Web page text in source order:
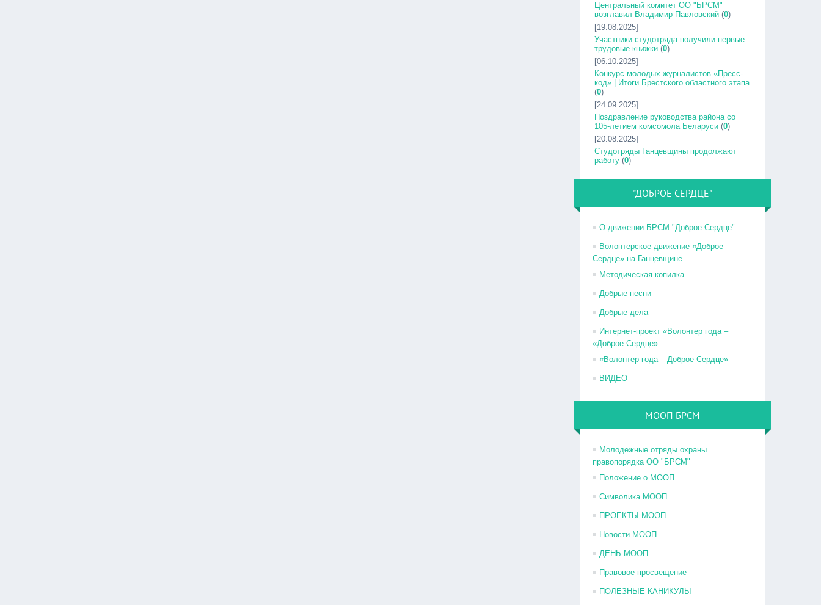
Центральный комитет ОО "БРСМ"
возглавил Владимир Павловский (0)
[19.08.2025]
Участники студотряда получили первые
трудовые книжки (0)
[06.10.2025]
Конкурс молодых журналистов «Пресс-
код» | Итоги Брестского областного этапа
(0)
[24.09.2025]
Поздравление руководства района со
105-летием комсомола Беларуси (0)
[20.08.2025]
Студотряды Ганцевщины продолжают
работу (0)
"ДОБРОЕ СЕРДЦЕ"
О движении БРСМ "Доброе Сердце"
Волонтерское движение «Доброе
Сердце» на Ганцевщине
Методическая копилка
Добрые песни
Добрые дела
Интернет-проект «Волонтер года –
«Доброе Сердце»
«Волонтер года – Доброе Сердце»
ВИДЕО
МООП БРСМ
Молодежные отряды охраны
правопорядка ОО "БРСМ"
Положение о МООП
Символика МООП
ПРОЕКТЫ МООП
Новости МООП
ДЕНЬ МООП
Правовое просвещение
ПОЛЕЗНЫЕ КАНИКУЛЫ